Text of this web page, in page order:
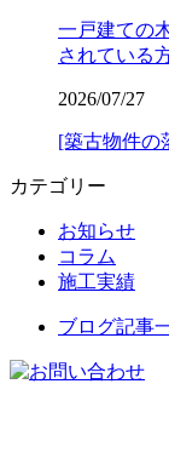
一戸建ての
されている
2026/07/27
[築古物件の
カテゴリー
お知らせ
コラム
施工実績
ブログ記事